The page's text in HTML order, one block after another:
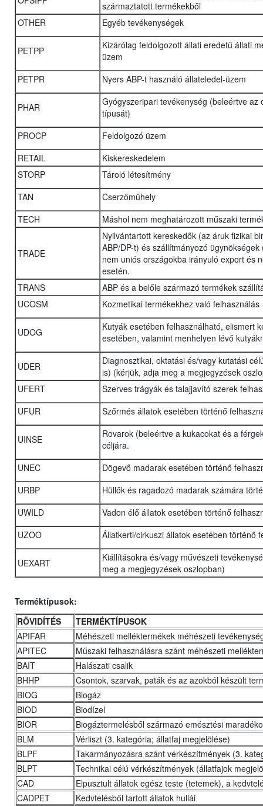
származtatott termékekből
OTHER
Egyéb tevékenységek
PETPP
Kizárólag feldolgozott állati eredetű állati
üzem
PETPR
Nyers ABP-t használó állateledel-üzem
PHAR
Gyógyszeripari tevékenység (beleértve az
típusát)
PROCP
Feldolgozó üzem
RETAIL
Kiskereskedelem
STORP
Tároló létesítmény
TAN
Cserzőműhely
TECH
Máshol nem meghatározott műszaki
TRADE
Nyilvántartott kereskedők (az áruk fizikai
ABP/DP-t) és szállítmányozó
nem uniós országokba irányuló export és
esetén.
TRANS
ABP és a belőle származó termékek
UCOSM
Kozmetikai termékekhez való felhasználás
UDOG
Kutyák esetében felhasználható, elismert
esetében, valamint menhelyen lévő
UDER
Diagnosztikai, oktatási és/vagy kutatási
is) (kérjük, adja meg a megjegyzések
UFERT
Szerves trágyák és talajjavító szerek
UFUR
Szőrmés állatok esetében történő
UINSE
Rovarok (beleértve a kukacokat és a
céljára.
UNEC
Dögevő madarak esetében történő
URBP
Hüllők és ragadozó madarak számára
UWILD
Vadon élő állatok esetében történő
UZOO
Állatkerti/cirkuszi állatok esetében történő
UEXART
Kiállításokra és/vagy művészeti
meg a megjegyzések oszlopban)
Terméktípusok:
RÖVIDÍTÉS
TERMÉKTÍPUSOK
APIFAR
Méhészeti melléktermékek méhészeti
APITEC
Műszaki felhasználásra szánt méhészeti
BAIT
Halászati csalik
BHHP
Csontok, szarvak, paták és az azokból készült
BIOG
Biogáz
BIOD
Biodízel
BIOR
Biogáztermelésből származó emésztési
BLM
Vérliszt (3. kategória; állatfaj megjelölése)
BLPF
Takarmányozásra szánt vérkészítmények (3.
BLPT
Technikai célú vérkészítmények (állatfajok
CAD
Elpusztult állatok egész teste (tetemek), a
CADPET
Kedvtelésből tartott állatok hullái